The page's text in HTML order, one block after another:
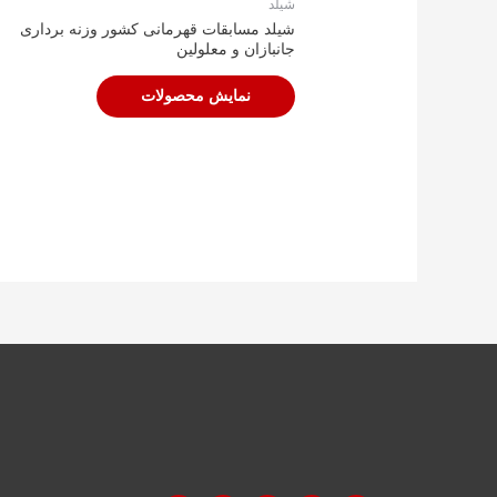
شیلد
شیلد مسابقات قهرمانی کشور وزنه برداری
جانبازان و معلولین
نمایش محصولات